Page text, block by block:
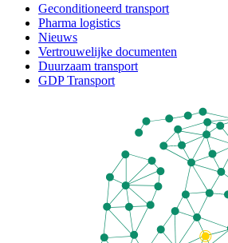
Geconditioneerd transport
Pharma logistics
Nieuws
Vertrouwelijke documenten
Duurzaam transport
GDP Transport